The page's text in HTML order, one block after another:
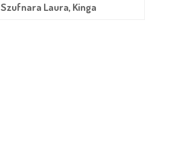
Szufnara Laura, Kinga